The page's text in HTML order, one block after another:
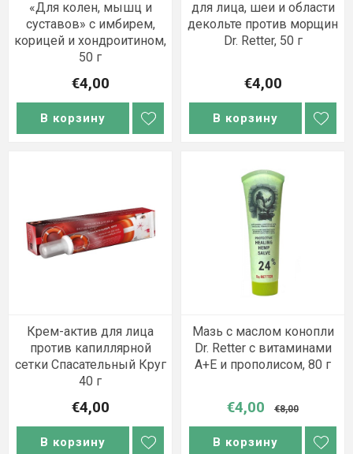
«Для колен, мышц и
суставов» с имбирем,
корицей и хондроитином,
50 г
€4,00
В корзину
для лица, шеи и области
декольте против морщин
Dr. Retter, 50 г
€4,00
В корзину
Крем-актив для лица
против капиллярной
сетки Спасательный Круг
40 г
€4,00
В корзину
Мазь с маслом конопли
Dr. Retter с витаминами
A+E и прополисом, 80 г
€4,00 €8,00
В корзину